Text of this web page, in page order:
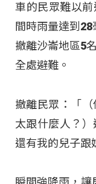
車的民眾難以
間時雨量達到
撤離沙崙地區5
全處避難。
撤離民眾：「
太跟什麼人？
還有我的兒子跟